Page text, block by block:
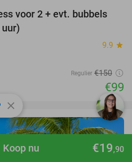
€19,90
Koop nu
34%
voor 2 + evt. bubbels
9.9 star
Regulier €150
€99
close